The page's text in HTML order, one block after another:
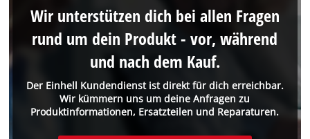
Der Einhell Kundendienst ist direkt für dich erreichbar.
Wir kümmern uns um deine Anfragen zu
Produktinformationen, Ersatzteilen und Reparaturen.
Wir unterstützen dich bei allen Fragen
rund um dein Produkt - vor, während
und nach dem Kauf.